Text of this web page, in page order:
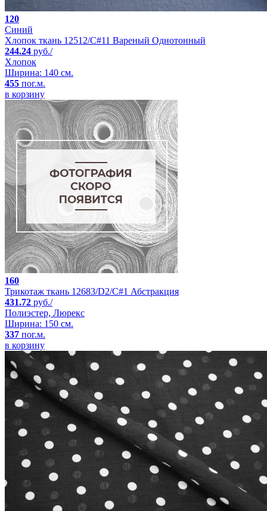
120
Синий
Хлопок ткань 12512/C#11 Вареный Однотонный
244.24 руб./
Хлопок
Ширина: 140 см.
455 пог.м.
в корзину
160
Трикотаж ткань 12683/D2/C#1 Абстракция
431.72 руб./
Полиэстер, Люрекс
Ширина: 150 см.
337 пог.м.
в корзину